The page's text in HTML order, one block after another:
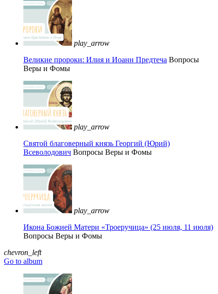
play_arrow
Великие пророки: Илия и Иоанн Предтеча Вопросы
Веры и Фомы
play_arrow
Святой благоверный князь Георгий (Юрий)
Всеволодович Вопросы Веры и Фомы
play_arrow
Икона Божией Матери «Троеручица» (25 июля, 11 июля)
Вопросы Веры и Фомы
chevron_left
Go to album